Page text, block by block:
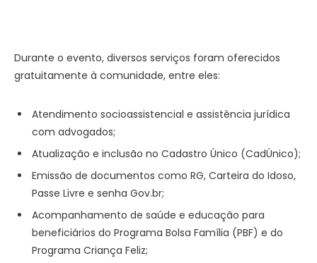
Durante o evento, diversos serviços foram oferecidos
gratuitamente à comunidade, entre eles:
Atendimento socioassistencial e assistência jurídica
com advogados;
Atualização e inclusão no Cadastro Único (CadÚnico);
Emissão de documentos como RG, Carteira do Idoso,
Passe Livre e senha Gov.br;
Acompanhamento de saúde e educação para
beneficiários do Programa Bolsa Família (PBF) e do
Programa Criança Feliz;